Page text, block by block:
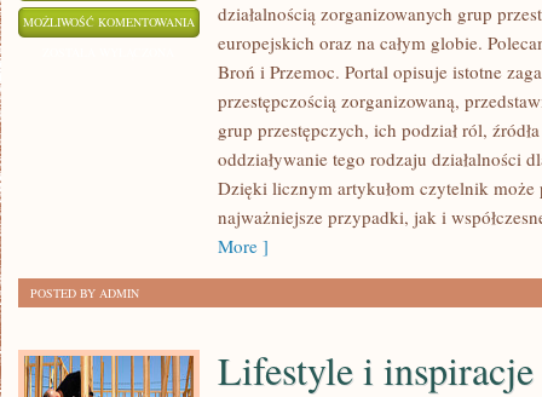
MOŻLIWOŚĆ KOMENTOWANIA PODZIEMIE
FINANSOWE
działalnością zorganizowanych grup
europejskich oraz na całym globie.
Broń i Przemoc. Portal opisuje istotne
przestępczością zorganizowaną,
grup przestępczych, ich podział ról,
oddziaływanie tego rodzaju działalności
Dzięki licznym artykułom czytelnik może
najważniejsze przypadki, jak i
More ]
POSTED BY ADMIN
Lifestyle i inspiracje